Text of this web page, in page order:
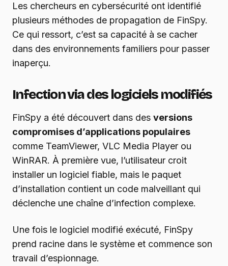
Les chercheurs en cybersécurité ont identifié
plusieurs méthodes de propagation de FinSpy.
Ce qui ressort, c’est sa capacité à se cacher
dans des environnements familiers pour passer
inaperçu.
Infection via des logiciels modifiés
FinSpy a été découvert dans des versions
compromises d’applications populaires
comme TeamViewer, VLC Media Player ou
WinRAR. À première vue, l’utilisateur croit
installer un logiciel fiable, mais le paquet
d’installation contient un code malveillant qui
déclenche une chaîne d’infection complexe.
Une fois le logiciel modifié exécuté, FinSpy
prend racine dans le système et commence son
travail d’espionnage.